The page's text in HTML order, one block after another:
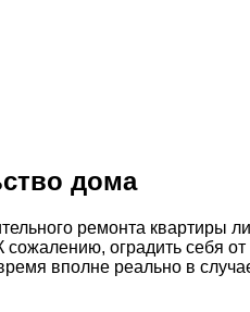
дома
ремонта квартиры
оградить себя
вполне реально в